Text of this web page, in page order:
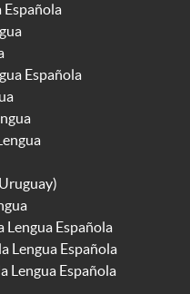
Española
Española
Lengua Española
Lengua Española
Lengua Española